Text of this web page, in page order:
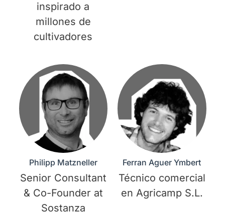
inspirado a
millones de
cultivadores
Philipp Matzneller
Senior Consultant
& Co-Founder at
Sostanza
Ferran Aguer Ymbert
Técnico comercial
en Agricamp S.L.